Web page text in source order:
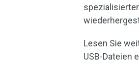
Lesen Sie
USB-Dateien